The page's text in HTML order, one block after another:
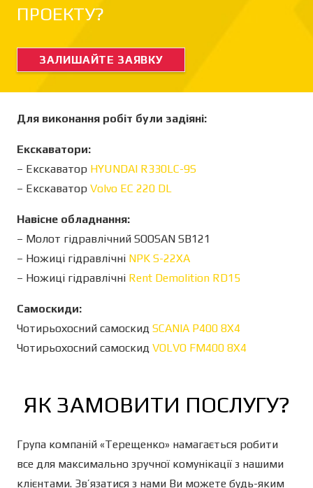
ПРОЕКТУ?
ЗАЛИШАЙТЕ ЗАЯВКУ
Для виконання робіт були задіяні:
Екскаватори:
– Екскаватор HYUNDAI R330LC-9S
– Екскаватор Volvo EC 220 DL
Навісне обладнання:
– Молот гідравлічний SOOSAN SB121
– Ножиці гідравлічні NPK S-22XA
– Ножиці гідравлічні Rent Demolition RD15
Самоскиди:
Чотирьохосний самоскид SCANIA P400 8X4
Чотирьохосний самоскид VOLVO FM400 8X4
ЯК ЗАМОВИТИ ПОСЛУГУ?
Група компаній «Терещенко» намагається робити
все для максимально зручної комунікації з нашими
клієнтами. Зв’язатися з нами Ви можете будь-яким